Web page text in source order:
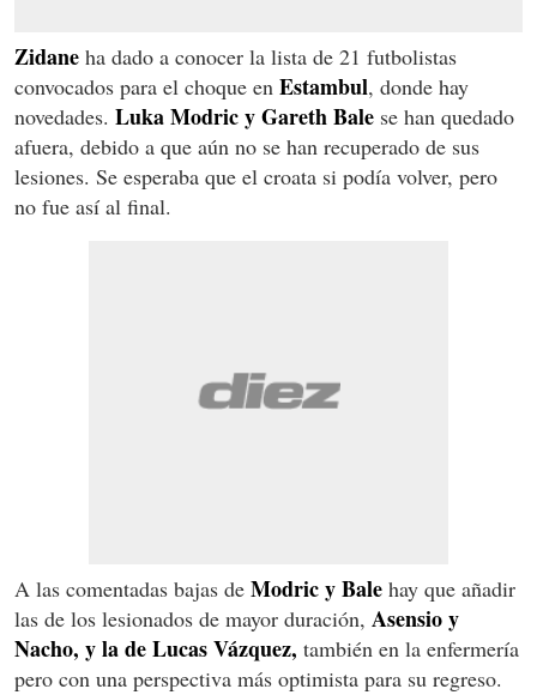
Zidane ha dado a conocer la lista de 21 futbolistas
convocados para el choque en Estambul, donde hay
novedades. Luka Modric y Gareth Bale se han quedado
afuera, debido a que aún no se han recuperado de sus
lesiones. Se esperaba que el croata si podía volver, pero
no fue así al final.
A las comentadas bajas de Modric y Bale hay que añadir
las de los lesionados de mayor duración, Asensio y
Nacho, y la de Lucas Vázquez, también en la enfermería
pero con una perspectiva más optimista para su regreso.